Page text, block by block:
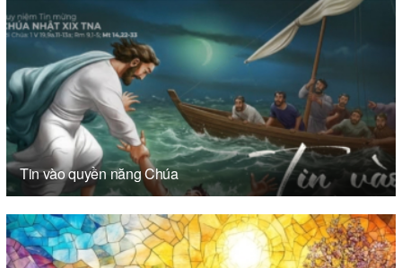
Tin vào quyền năng Chúa